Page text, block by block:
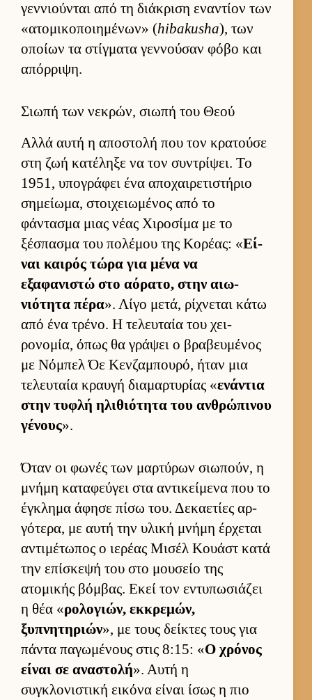
γεν­νιού­νται από τη διάκριση εναντίον των
«ατομικοποι­ημένων» (hibakusha), των
οποίων τα στίγ­ματα γεν­νού­σαν φόβο και
απόρ­ριψη.
Σιωπή των νεκρών, σιωπή του Θεού
Αλλά αυτή η αποστολή που τον κρατούσε
στη ζωή κατέληξε να τον συντρίψει. Το
1951, υπογράφει ένα αποχαι­ρετιστήριο
σημεί­ωμα, στοι­χειω­μένος από το
φάντασμα μιας νέας Χιροσίμα με το
ξέσπασμα του πολέμου της Κορέας: «Εί­
ναι και­ρός τώρα για μένα να
εξαφανιστώ στο αόρατο, στην αιω­
νιότητα πέρα». Λίγο μετά, ρίχνεται κάτω
από ένα τρένο. Η τελευ­ταία του χει­
ρονομία, όπως θα γράψει ο βραβευ­μένος
με Νόμπελ Όε Κεν­ζαμπου­ρό, ήταν μια
τελευ­ταία κραυγή δια­μαρ­τυρίας «ενάντια
στην τυφλή ηλιθιότητα του αν­θρώπινου
γένους».
Όταν οι φωνές των μαρ­τύρων σιω­πούν, η
μνήμη καταφεύ­γει στα αντικεί­μενα που το
έγκλημα άφησε πίσω του. Δεκαετίες αρ­
γότερα, με αυτή την υλική μνήμη έρ­χεται
αντιμέτωπος ο ιε­ρέας Μισέλ Κουάστ κατά
την επίσκεψή του στο μου­σείο της
ατομικής βόμ­βας. Εκεί τον εντυπωσιάζει
η θέα «ρολογιών, εκ­κρεμών,
ξυπνητηριών», με τους δεί­κτες τους για
πάντα παγωμένους στις 8:15: «Ο χρόνος
εί­ναι σε αναστολή». Αυτή η
συγκλονιστική ει­κόνα εί­ναι ίσως η πιο